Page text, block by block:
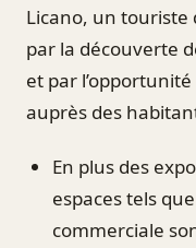
Licano, un touriste
par la découverte
et par
auprès des
En plus des
espaces tels
commerciale